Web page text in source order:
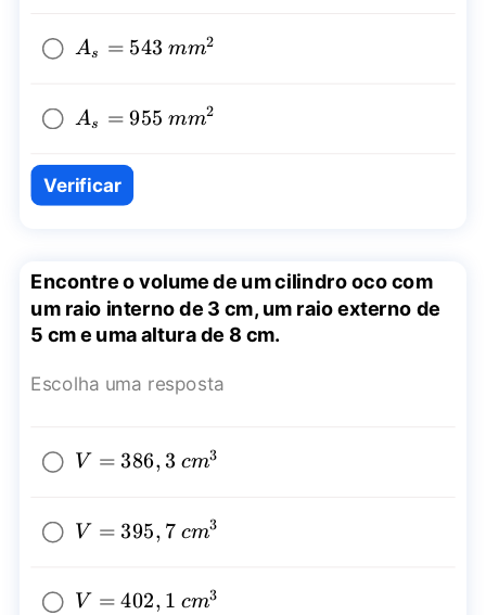
A_{s}=543~
As = 543 mm2
A_{s}=955~
As = 955 mm2
Verificar
Encontre o volume de um cilindro oco com
um raio interno de 3 cm, um raio externo de
5 cm e uma altura de 8 cm.
Escolha uma resposta
V=386,3~
V = 386,3 cm3
V=395,7~
V = 395, 7 cm3
V=402,1~
V = 402, 1 cm3